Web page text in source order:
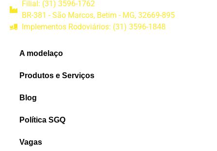
Filial: (31) 3596-1762
BR-381 - São Marcos, Betim - MG, 32669-895
Implementos Rodoviários: (31) 3596-1848
A modelaço
Produtos e Serviços
Blog
Política SGQ
Vagas